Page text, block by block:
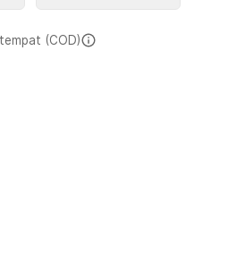
(COD)